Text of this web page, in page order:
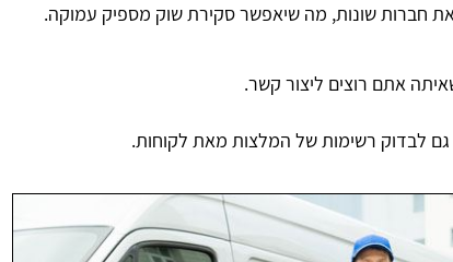
אתם רוצים ליצור קשר.
גם לבדוק רשימות של המלצות מאת לקוחות.
את ההצעות והצלחתי גם לבחור במישהו זול וטוב.
תודה :)